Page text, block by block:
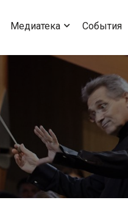
Медиатека События